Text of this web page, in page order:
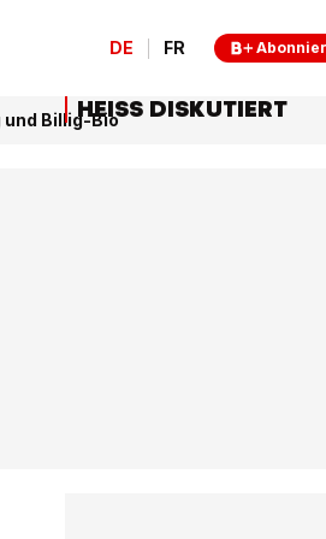
DE FR
und Billig-BioHEISS DISKUTIERT